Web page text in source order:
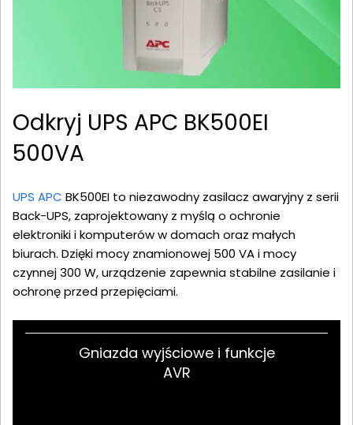
Odkryj UPS APC BK500EI
500VA
UPS APC BK500EI to niezawodny zasilacz awaryjny z serii
Back-UPS, zaprojektowany z myślą o ochronie
elektroniki i komputerów w domach oraz małych
biurach. Dzięki mocy znamionowej 500 VA i mocy
czynnej 300 W, urządzenie zapewnia stabilne zasilanie i
ochronę przed przepięciami.
Gniazda wyjściowe i funkcje
AVR